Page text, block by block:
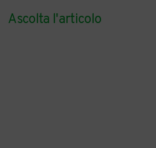
Ascolta l'articolo